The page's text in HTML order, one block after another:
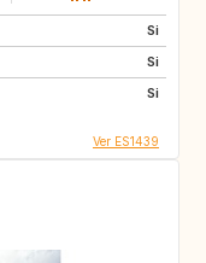
Si
Si
Si
Ver ES1439